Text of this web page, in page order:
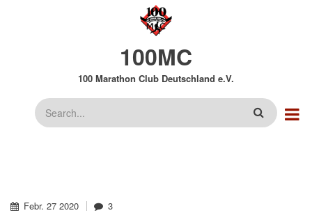
100MC
100 Marathon Club Deutschland e.V.
Suche
Febr. 27 2020 3